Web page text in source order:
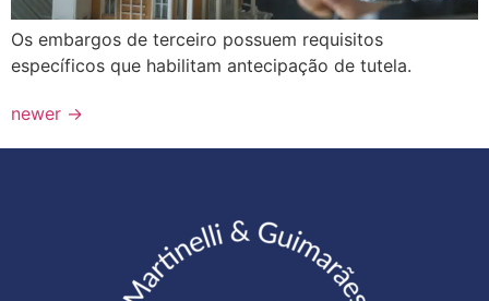
Os embargos de terceiro possuem requisitos
específicos que habilitam antecipação de tutela.
newer →